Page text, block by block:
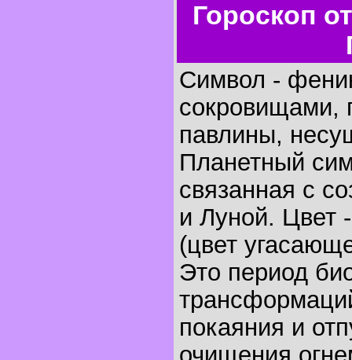
Гороскоп
Символ -
сокровищами,
павлины,
Планетный
связанная с
и Луной. Цвет
(цвет
Это период
покаяния и
очищения